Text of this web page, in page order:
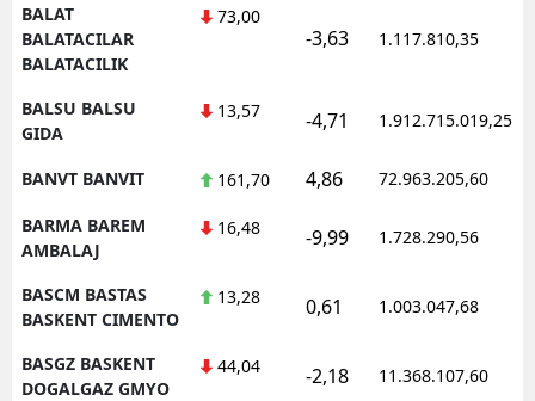
BALAT
BALATACILAR
BALATACILIK
73,00
-3,63 1.117.810,35
BALSU BALSU
GIDA
13,57 -4,71 1.912.715.019,25
BANVT BANVIT 161,70 4,86 72.963.205,60
BARMA BAREM
AMBALAJ
16,48 -9,99 1.728.290,56
BASCM BASTAS
BASKENT CIMENTO
13,28 0,61 1.003.047,68
BASGZ BASKENT
DOGALGAZ GMYO
44,04 -2,18 11.368.107,60